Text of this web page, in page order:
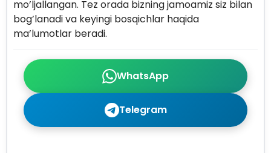
WhatsApp
Telegram
mo’ljallangan. Tez orada bizning jamoamiz siz bilan
bog’lanadi va keyingi bosqichlar haqida
ma’lumotlar beradi.